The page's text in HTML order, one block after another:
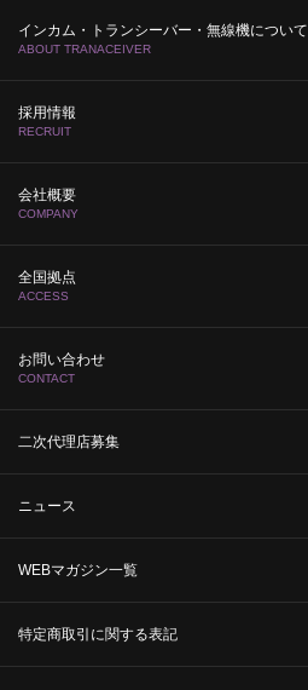
インカム・トランシーバー・無線機について
ABOUT TRANACEIVER
採用情報
RECRUIT
会社概要
COMPANY
全国拠点
ACCESS
お問い合わせ
CONTACT
二次代理店募集
ニュース
WEBマガジン一覧
特定商取引に関する表記